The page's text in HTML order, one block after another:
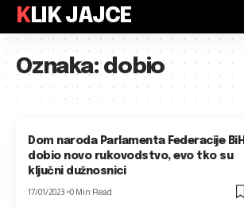
KLIK JAJCE
Oznaka:dobio
Dom naroda Parlamenta Federacije BiH
dobio novo rukovodstvo, evo tko su
ključni dužnosnici
17/01/2023 0 Min Read